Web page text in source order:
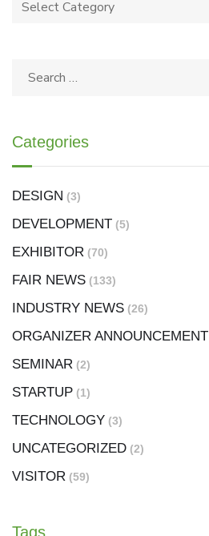
Categories
DESIGN (3)
DEVELOPMENT (5)
EXHIBITOR (70)
FAIR NEWS (133)
INDUSTRY NEWS (26)
ORGANIZER ANNOUNCEMENT
SEMINAR (2)
STARTUP (1)
TECHNOLOGY (3)
UNCATEGORIZED (2)
VISITOR (59)
Tags